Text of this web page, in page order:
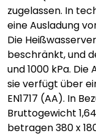
zugelassen. In
eine Ausladung
Die
beschränkt, und
und 1000 kPa.
sie verfügt über
EN1717 (AA). In
Bruttogewicht
betragen 380 x